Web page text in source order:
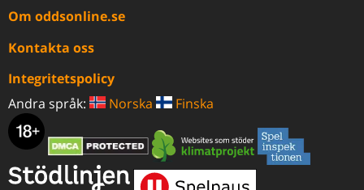
Om oddsonline.se
Kontakta oss
Integritetspolicy
Andra språk:
Norska Finska